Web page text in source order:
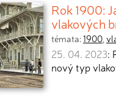
Rok 1900:
vlakových
témata:1900,
25. 04. 2023:
nový typ